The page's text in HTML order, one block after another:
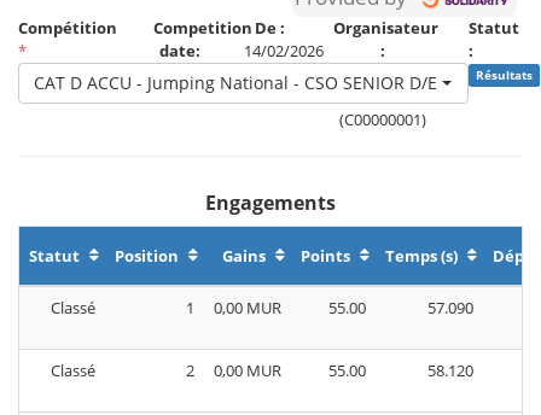
Compétition
*
CAT D ACCU - Jumping National - CSO SENIOR D/E
Competition
date:
14/02/2026
De :
14/02/2026
14/02/2026
Organisateur
:
National
Federation
(C00000001)
Statut
:
Résultats
Engagements
Statut Position Gains Points Temps (s)
Classé 1 0,00 MUR 55.00 57.090
Classé 2 0,00 MUR 55.00 58.120